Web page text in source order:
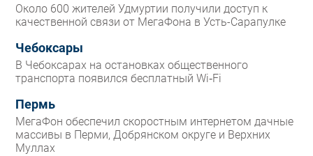
Около 600 жителей Удмуртии получили доступ к
качественной связи от МегаФона в Усть-Сарапулке
Чебоксары
В Чебоксарах на остановках общественного
транспорта появился бесплатный Wi‑Fi
Пермь
МегаФон обеспечил скоростным интернетом дачные
массивы в Перми, Добрянском округе и Верхних
Муллах